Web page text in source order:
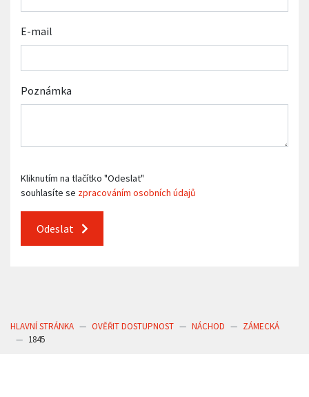
E-mail
Poznámka
Kliknutím na tlačítko "Odeslat"
souhlasíte se zpracováním osobních údajů
Odeslat
HLAVNÍ STRÁNKA OVĚŘIT DOSTUPNOST NÁCHOD
ZÁMECKÁ
1845